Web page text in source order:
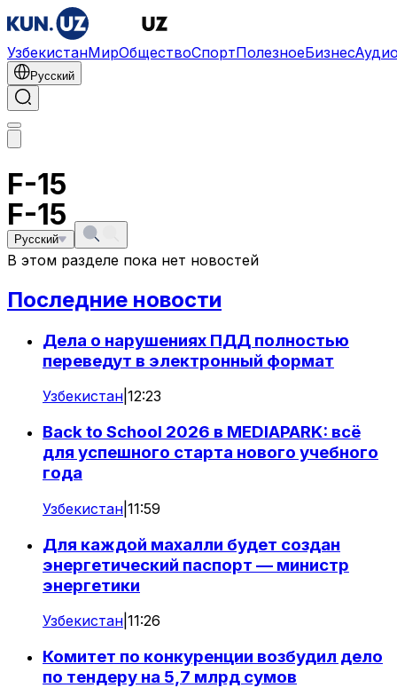
УзбекистанМирОбществоСпортПолезноеБизнес
Русский
F-15
Русский
F-15
В этом разделе пока нет новостей
Последние новости
Дела о нарушениях ПДД полностью
переведут в электронный формат
Узбекистан 12:23
Back to School 2026 в MEDIAPARK: всё
для успешного старта нового учебного
года
Узбекистан 11:59
Для каждой махалли будет создан
энергетический паспорт — министр
энергетики
Узбекистан 11:26
Комитет по конкуренции возбудил дело
по тендеру на 5,7 млрд сумов